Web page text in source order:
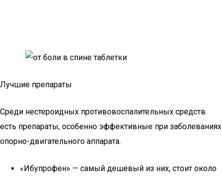
Лучшие препараты
Среди нестероидных противовоспалительных средств
есть препараты, особенно эффективные при заболеваниях
опорно-двигательного аппарата.
«Ибупрофен» — самый дешевый из них, стоит около